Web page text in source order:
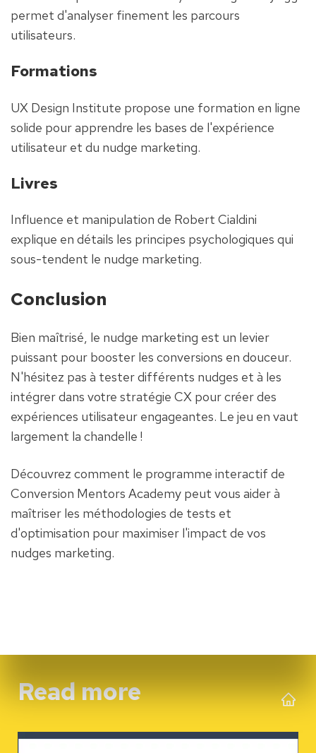
permet d'analyser finement les parcours
utilisateurs.
Formations
UX Design Institute propose une formation en ligne
solide pour apprendre les bases de l'expérience
utilisateur et du nudge marketing.
Livres
Influence et manipulation de Robert Cialdini
explique en détails les principes psychologiques qui
sous-tendent le nudge marketing.
Conclusion
Bien maîtrisé, le nudge marketing est un levier
puissant pour booster les conversions en douceur.
N'hésitez pas à tester différents nudges et à les
intégrer dans votre stratégie CX pour créer des
expériences utilisateur engageantes. Le jeu en vaut
largement la chandelle !
Découvrez comment le programme interactif de
Conversion Mentors Academy peut vous aider à
maîtriser les méthodologies de tests et
d'optimisation pour maximiser l'impact de vos
nudges marketing.
Read more